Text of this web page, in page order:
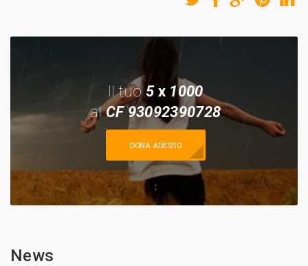
Il tuo 5x 1000
alCF 93092390728
DONA ADESSO
News